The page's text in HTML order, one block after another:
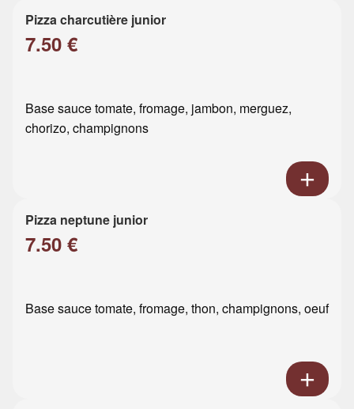
Pizza charcutière junior
7.50 €
Base sauce tomate, fromage, jambon, merguez,
chorizo, champignons
Pizza neptune junior
7.50 €
Base sauce tomate, fromage, thon, champignons, oeuf